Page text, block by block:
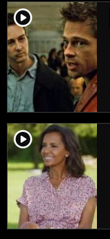
player2
player2